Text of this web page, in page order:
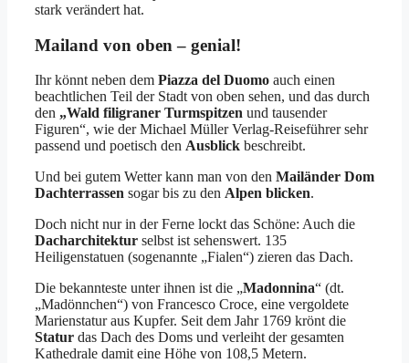
stark verändert hat.
Mailand von oben – genial!
Ihr könnt neben dem Piazza del Duomo auch einen
beachtlichen Teil der Stadt von oben sehen, und das durch
den „Wald filigraner Turmspitzen und tausender
Figuren“, wie der Michael Müller Verlag-Reiseführer sehr
passend und poetisch den Ausblick beschreibt.
Und bei gutem Wetter kann man von den Mailänder Dom
Dachterrassen sogar bis zu den Alpen blicken.
Doch nicht nur in der Ferne lockt das Schöne: Auch die
Dacharchitektur selbst ist sehenswert. 135
Heiligenstatuen (sogenannte „Fialen“) zieren das Dach.
Die bekannteste unter ihnen ist die „Madonnina“ (dt.
„Madönnchen“) von Francesco Croce, eine vergoldete
Marienstatur aus Kupfer. Seit dem Jahr 1769 krönt die
Statur das Dach des Doms und verleiht der gesamten
Kathedrale damit eine Höhe von 108,5 Metern.